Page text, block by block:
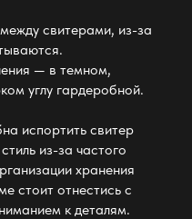
свитерами, из-за
— в темном,
углу гардеробной.
испортить свитер
из-за частого
хранения
стоит отнестись с
к деталям.